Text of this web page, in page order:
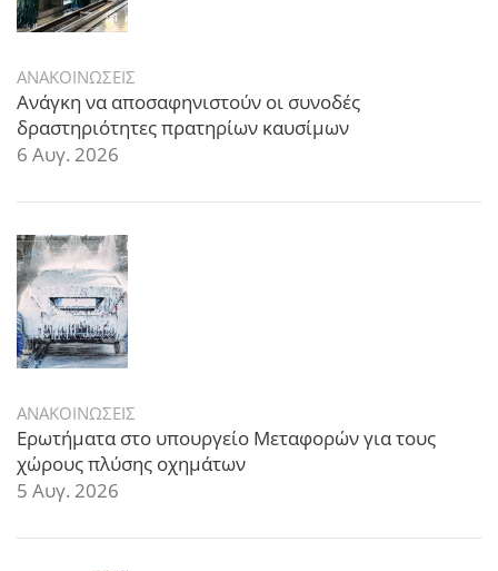
ΑΝΑΚΟΙΝΩΣΕΙΣ
Ανάγκη να αποσαφηνιστούν οι συνοδές
δραστηριότητες πρατηρίων καυσίμων
6 Αυγ. 2026
ΑΝΑΚΟΙΝΩΣΕΙΣ
Ερωτήματα στο υπουργείο Μεταφορών για τους
χώρους πλύσης οχημάτων
5 Αυγ. 2026